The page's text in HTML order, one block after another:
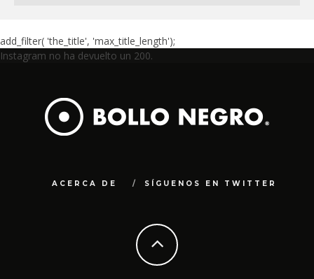
add_filter( 'the_title', 'max_title_length');
Instagram no ha devuelto un 200.
ACERCA DE SÍGUENOS EN TWITTER